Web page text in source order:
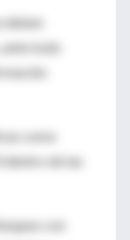
deben
todo
como
de las
con